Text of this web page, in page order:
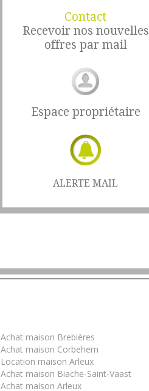
Contact
Recevoir nos nouvelles
offres par mail
Espace propriétaire
ALERTE MAIL
Achat maison Brebières
Achat maison Corbehem
Location maison Arleux
Achat maison Biache-Saint-Vaast
Achat maison Arleux